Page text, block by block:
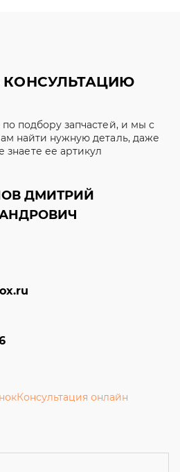
КОНСУЛЬТАЦИЮ
подбору запчастей, и мы с
найти нужную деталь, даже
знаете ее артикул
ДМИТРИЙ
Консультация онлайн